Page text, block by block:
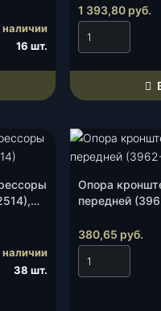
62),
наличии
16 шт.
1 393,80 руб.
наличии
38 шт.
Опора
передней
380,65 руб.